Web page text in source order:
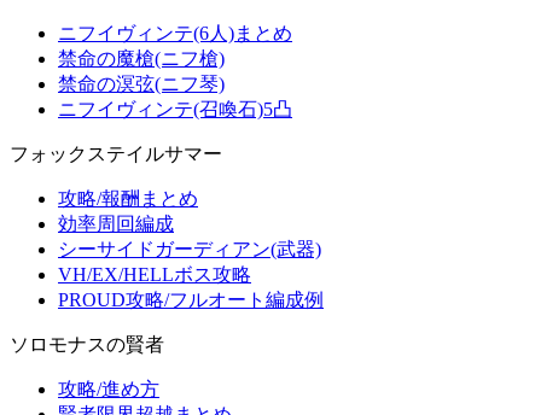
ニフイヴィンテ(6人)まとめ
禁命の魔槍(ニフ槍)
禁命の溟弦(ニフ琴)
ニフイヴィンテ(召喚石)5凸
フォックステイルサマー
攻略/報酬まとめ
効率周回編成
シーサイドガーディアン(武器)
VH/EX/HELLボス攻略
PROUD攻略/フルオート編成例
ソロモナスの賢者
攻略/進め方